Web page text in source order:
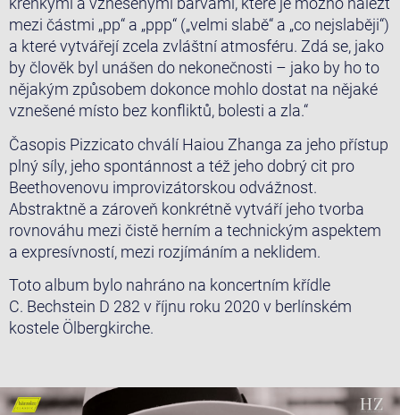
mezi částmi „pp“ a „ppp“ („velmi slabě“ a „co nejslaběji“)
a které vytvářejí zcela zvláštní atmosféru. Zdá se, jako
by člověk byl unášen do nekonečnosti – jako by ho to
nějakým způsobem dokonce mohlo dostat na nějaké
vznešené místo bez konfliktů, bolesti a zla.“
Časopis Pizzicato chválí Haiou Zhanga za jeho přístup
plný síly, jeho spontánnost a též jeho dobrý cit pro
Beethovenovu improvizátorskou odvážnost.
Abstraktně a zároveň konkrétně vytváří jeho tvorba
rovnováhu mezi čistě herním a technickým aspektem
a expresívností, mezi rozjímáním a neklidem.
Toto album bylo nahráno na koncertním křídle
C. Bechstein D 282 v říjnu roku 2020 v berlínském
kostele Ölbergkirche.